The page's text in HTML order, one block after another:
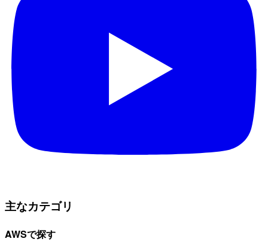
主なカテゴリ
AWSで探す